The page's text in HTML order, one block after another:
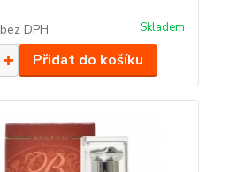
bez DPH Skladem
Přidat do košíku